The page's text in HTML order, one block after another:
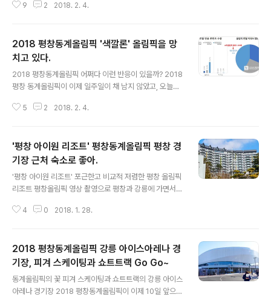
족은 배가 될 것이다. 평창 동계올림픽 경기장은 평창 일대
소개하는 '강릉 숲속집'은 강릉에서 국도를 이용해 평창으
로 가는 길목에 위치한 순대국으로 유명한 음식점으로 이
번 평창동계올림픽 경기 관람을 하는 분들에게는 딱 추천
하기 좋은 맛집이다. 지도를 보면 알겠지만 먼저 알고 쉽게
찾기 어려운 장소에 위치해 있다. 맛이 좋아서 일부러 찾아
가는 분들이 있었고, 그런 분들 덕분에 소문이 나서 이제는
9 2 2018. 2. 4.
2018 평창동계올림픽 '색깔론' 올림픽을 망
치고 있다.
2018 평창동계올림픽 어쩌다 이런 반응이 있을까? 2018
평창 동계올림픽이 이제 일주일이 채 남지 않았고, 오늘은
쯤되면 각 방송국과 언론에서 시간을 다투며 기사를 쏟아
공식 파트너로 지정된 기업은 물론이고 비공식 기업도 올
림픽 이슈에 묻어가기 위한 광고 및 이벤트 등을 펼치곤 하
는데 그 마저도 미지근한 느낌이다. 이건 내 느낌적인 느낌
일까? 아니면 정말 그런 것일까? 평창 동계올림픽 성화 점
화 김연아, 평창 스타디움 전과 후를 보니 2018 평창동계
올림픽 '색깔론' 올림픽을 망치고 있다. 강릉 아이스아레나
5 2 2018. 2. 4.
'평창 아이원 리조트' 평창동계올림픽 평창 경
기장 근처 숙소로 좋아.
'평창 아이원 리조트' 포근한고 비교적 저렴한 평창 올림픽
리조트 평창올림픽 영상 촬영으로 평창과 강릉에 가면서
아이원 리조트'로 예약을 하였다. 올림픽 경기장 들이 바로
알펜시아 리조트와 비교하면 시설은 유사하면서도 가격은
절반 정도의 가격이어서 고민할 필요없이 예약을 결정했
다. 2박 3일 간 머무르면서 느낀 점을 이야기한다. 위의 평
창동계올림픽 경기장 미리보기 영상에서 보면 15초 부근
에 '평창 아이원 리조트'가 잠깐 보인다. 그만큼 올림픽 경
4 0 2018. 1. 28.
2018 평창동계올림픽 강릉 아이스아레나 경
기장, 피겨 스케이팅과 쇼트트랙 Go Go~
동계올림픽의 꽃 피겨 스케이팅과 쇼트트랙의 강릉 아이스
아레나 경기장 2018 평창동계올림픽이 이제 10일 앞으로